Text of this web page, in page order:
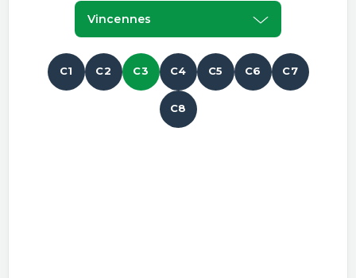
Vincennes
C1 C2 C3 C4 C5 C6 C7
C8